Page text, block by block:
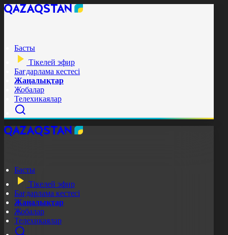
Басты
Тікелей эфир
Бағдарлама кестесі
Жаңалықтар
Жобалар
Телехикаялар
Басты
Тікелей эфир
Бағдарлама кестесі
Жаңалықтар
Жобалар
Телехикаялар